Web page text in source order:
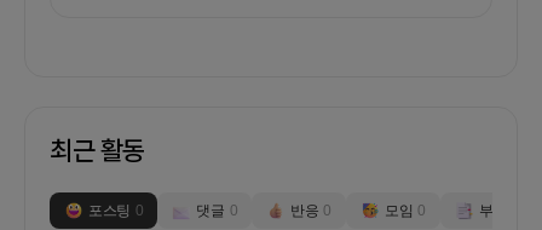
최근 활동
포스팅 0 댓글 0 반응 0 모임 0 부스